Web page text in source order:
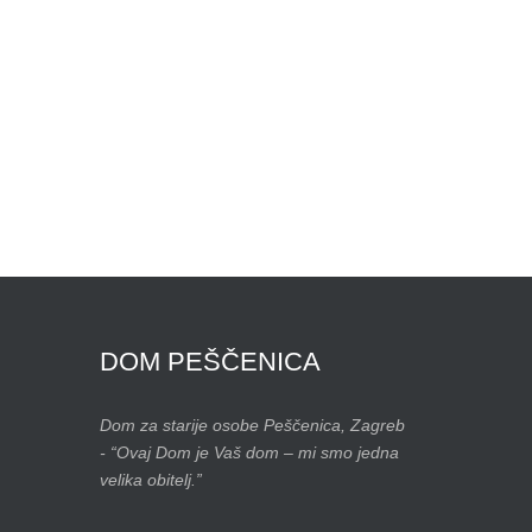
DOM PEŠČENICA
Dom za starije osobe Peščenica, Zagreb
- “Ovaj Dom je Vaš dom – mi smo jedna
velika obitelj.”